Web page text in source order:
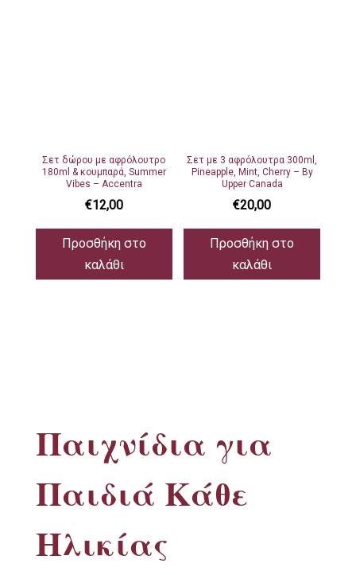
Σετ δώρου με αφρόλουτρο
180ml & κουμπαρά, Summer
Vibes – Accentra
€12,00
Προσθήκη στο
καλάθι
Σετ με 3 αφρόλουτρα 300ml,
Pineapple, Mint, Cherry – By
Upper Canada
€20,00
Προσθήκη στο
καλάθι
Παιχνίδια για
Παιδιά Κάθε
Ηλικίας